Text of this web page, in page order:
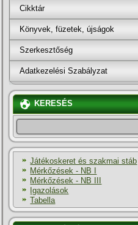
Cikktár
Könyvek, füzetek, újságok
Szerkesztőség
Adatkezelési Szabályzat
KERESÉS
Játékoskeret és szakmai stáb
Mérkőzések - NB I
Mérkőzések - NB III
Igazolások
Tabella